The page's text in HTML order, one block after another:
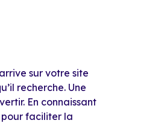
sur votre site
recherche. Une
En connaissant
faciliter la